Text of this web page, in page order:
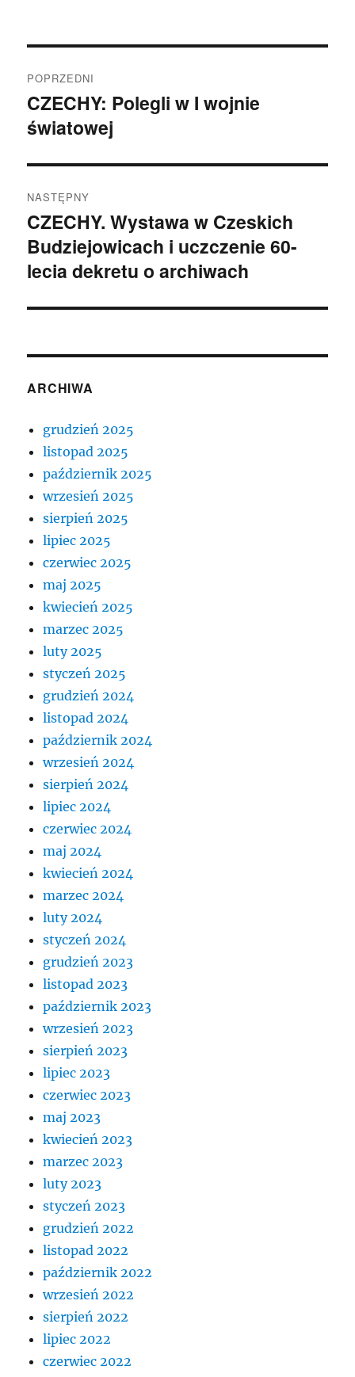
wpisu
POPRZEDNI
Poprzedni
wpis:
CZECHY: Polegli w I wojnie
światowej
NASTĘPNY
Następny
wpis:
CZECHY. Wystawa w Czeskich
Budziejowicach i uczczenie 60-
lecia dekretu o archiwach
ARCHIWA
grudzień 2025
listopad 2025
październik 2025
wrzesień 2025
sierpień 2025
lipiec 2025
czerwiec 2025
maj 2025
kwiecień 2025
marzec 2025
luty 2025
styczeń 2025
grudzień 2024
listopad 2024
październik 2024
wrzesień 2024
sierpień 2024
lipiec 2024
czerwiec 2024
maj 2024
kwiecień 2024
marzec 2024
luty 2024
styczeń 2024
grudzień 2023
listopad 2023
październik 2023
wrzesień 2023
sierpień 2023
lipiec 2023
czerwiec 2023
maj 2023
kwiecień 2023
marzec 2023
luty 2023
styczeń 2023
grudzień 2022
listopad 2022
październik 2022
wrzesień 2022
sierpień 2022
lipiec 2022
czerwiec 2022